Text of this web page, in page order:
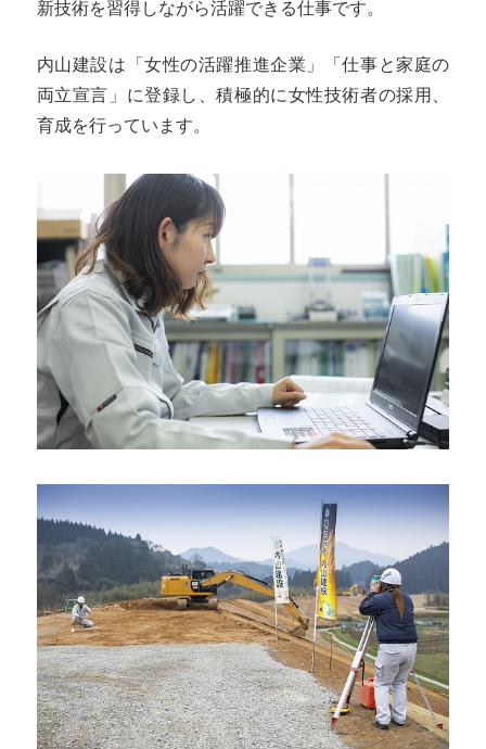
新技術を習得しながら活躍できる仕事です。
内山建設は「女性の活躍推進企業」「仕事と家庭の
両立宣言」に登録し、積極的に女性技術者の採用、
育成を行っています。